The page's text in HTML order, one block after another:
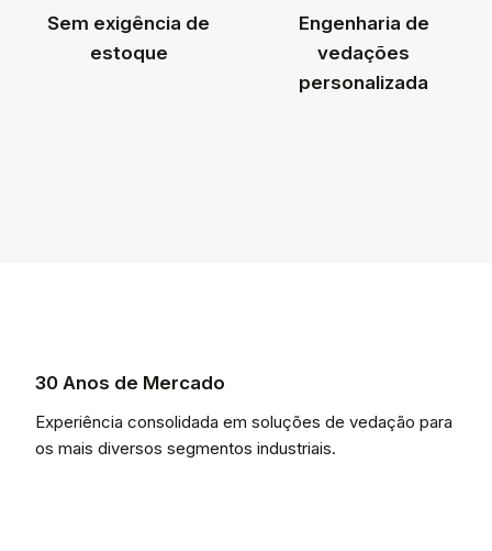
Sem exigência de
estoque
Engenharia de
vedações
personalizada
30 Anos de Mercado
Experiência consolidada em soluções de vedação para
os mais diversos segmentos industriais.